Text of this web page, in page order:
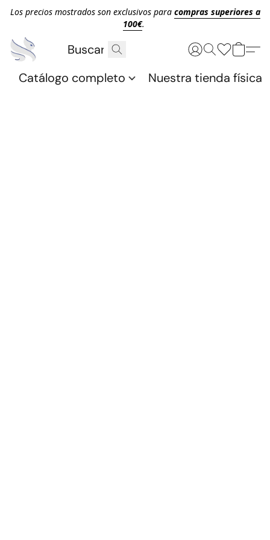
Los precios mostrados son exclusivos para compras superiores a
100€.
Catálogo completo Nuestra tienda física